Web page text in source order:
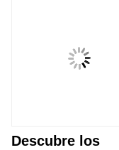
Descubre los